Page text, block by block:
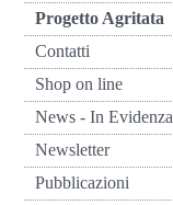
Progetto Agritata
Contatti
Shop on line
News - In Evidenza
Newsletter
Pubblicazioni